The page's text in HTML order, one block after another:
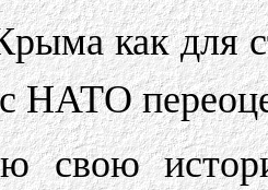
как для
свою